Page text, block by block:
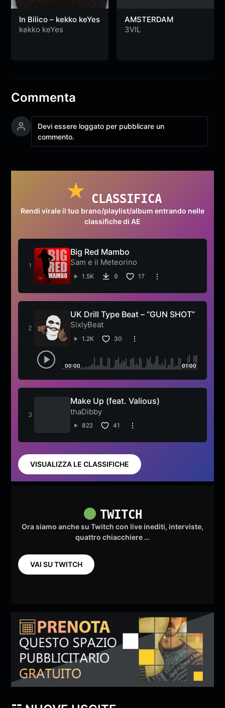
In Bilico – kekko keYes
kekko keYes
AMSTERDAM
3VIL
Commenta
Devi essere loggato per pubblicare un
commento.
CLASSIFICA
Rendi virale il tuo brano/playlist/album entrando nelle
classifiche di AE
Big Red Mambo
Sam e il Meteorino
1.5K 9 17
UK Drill Type Beat – “GUN SHOT”
SixlyBeat
1.2K 30
00:00 01:00
Make Up (feat. Valious)
thaDibby
822 41
VISUALIZZA LE CLASSIFICHE
TWITCH
Ora siamo anche su Twitch con live inediti, interviste,
quattro chiacchiere …
VAI SU TWITCH